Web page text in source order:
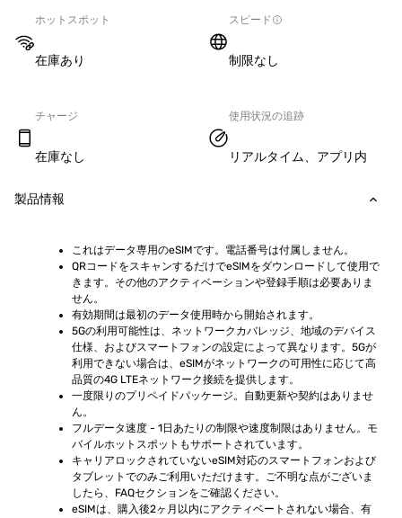
ホットスポット
在庫あり
スピード
制限なし
チャージ
在庫なし
使用状況の追跡
リアルタイム、アプリ内
製品情報
これはデータ専用のeSIMです。電話番号は付属しません。
QRコードをスキャンするだけでeSIMをダウンロードして使用で
きます。その他のアクティベーションや登録手順は必要ありま
せん。
有効期間は最初のデータ使用時から開始されます。
5Gの利用可能性は、ネットワークカバレッジ、地域のデバイス
仕様、およびスマートフォンの設定によって異なります。5Gが
利用できない場合は、eSIMがネットワークの可用性に応じて高
品質の4G LTEネットワーク接続を提供します。
一度限りのプリペイドパッケージ。自動更新や契約はありませ
ん。
フルデータ速度 - 1日あたりの制限や速度制限はありません。モ
バイルホットスポットもサポートされています。
キャリアロックされていないeSIM対応のスマートフォンおよび
タブレットでのみご利用いただけます。ご不明な点がございま
したら、FAQセクションをご確認ください。
eSIMは、購入後2ヶ月以内にアクティベートされない場合、有